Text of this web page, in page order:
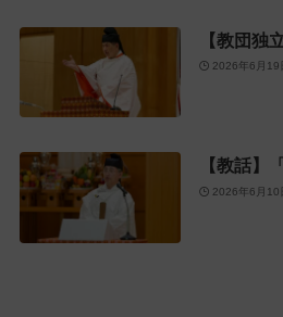
【教団独
2026年6月19
【教話】
2026年6月10